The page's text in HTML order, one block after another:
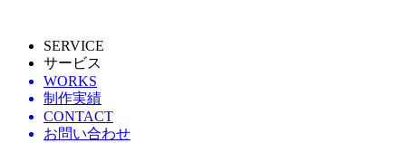
SERVICE
サービス
WORKS
制作実績
CONTACT
お問い合わせ